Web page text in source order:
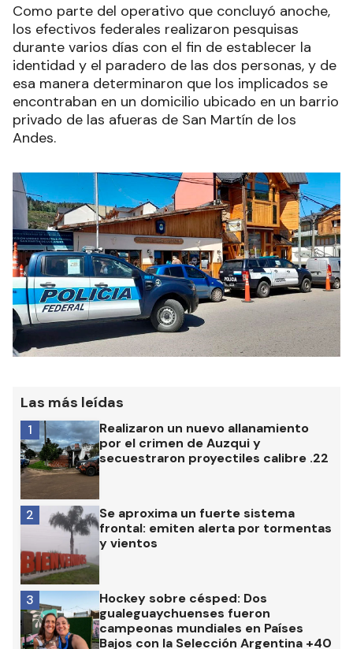
Como parte del operativo que concluyó anoche,
los efectivos federales realizaron pesquisas
durante varios días con el fin de establecer la
identidad y el paradero de las dos personas, y de
esa manera determinaron que los implicados se
encontraban en un domicilio ubicado en un barrio
privado de las afueras de San Martín de los
Andes.
Las más leídas
Realizaron un nuevo allanamiento
por el crimen de Auzqui y
secuestraron proyectiles calibre .22
1
Se aproxima un fuerte sistema
frontal: emiten alerta por tormentas
y vientos
2
Hockey sobre césped: Dos
gualeguaychuenses fueron
campeonas mundiales en Países
Bajos con la Selección Argentina +40
3